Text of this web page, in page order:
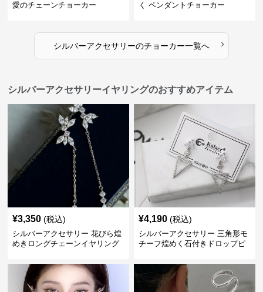
愛のチェーンチョーカー
く ペンダントチョーカー
シルバーアクセサリーのチョーカー一覧へ ›
シルバーアクセサリーイヤリングのおすすめアイテム
¥3,350 (税込)
シルバーアクセサリー 花びら煌
めきロングチェーンイヤリング
¥4,190 (税込)
シルバーアクセサリー 三角形モ
チーフ煌めく石付きドロップピ